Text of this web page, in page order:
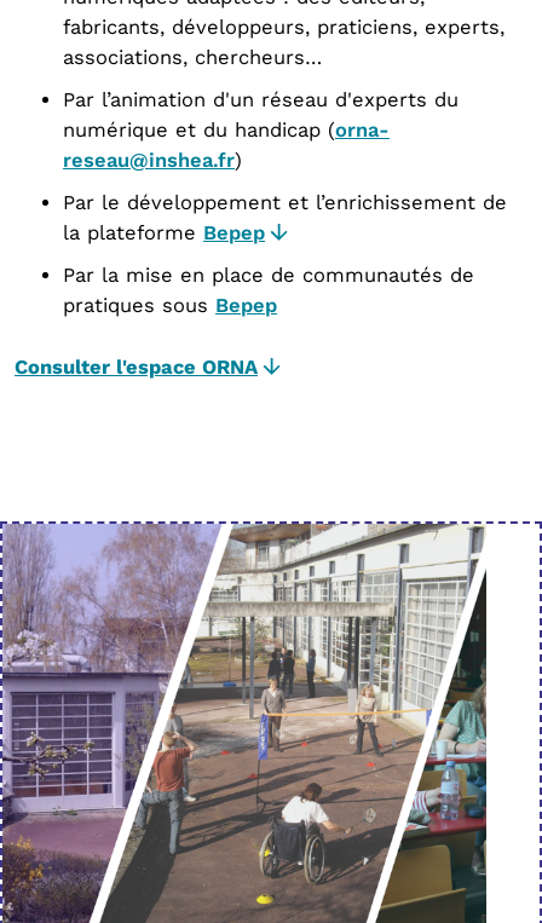
fabricants, développeurs, praticiens, experts,
associations, chercheurs…
Par l’animation d'un réseau d'experts du
numérique et du handicap (orna-
reseau@inshea.fr)
Par le développement et l’enrichissement de
la plateforme Bepep
Par la mise en place de communautés de
pratiques sous Bepep
Consulter l'espace ORNA